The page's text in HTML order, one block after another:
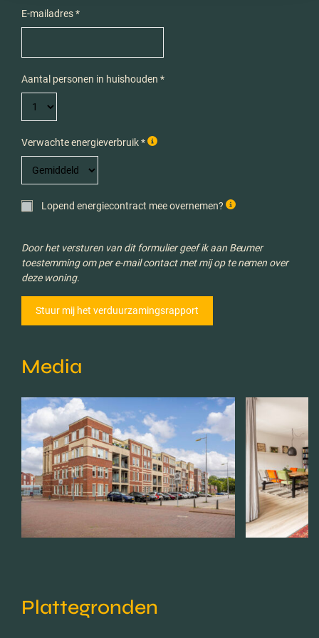
E-mailadres *
Aantal personen in huishouden *
Verwachte energieverbruik *
Lopend energiecontract mee overnemen?
Door het versturen van dit formulier geef ik aan Beumer
toestemming om per e-mail contact met mij op te nemen over
deze woning.
Media
Plattegronden